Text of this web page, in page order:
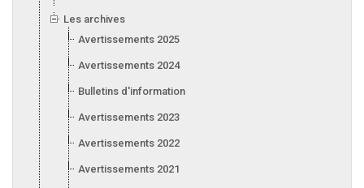
Les archives
Avertissements 2025
Avertissements 2024
Bulletins d'information 2024
Avertissements 2023
Avertissements 2022
Avertissements 2021